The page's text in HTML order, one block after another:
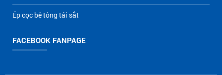
Ép cọc bê tông tải sắt
FACEBOOK FANPAGE